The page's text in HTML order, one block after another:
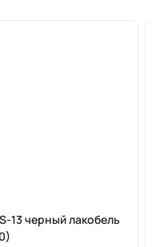
13 черный лакобель